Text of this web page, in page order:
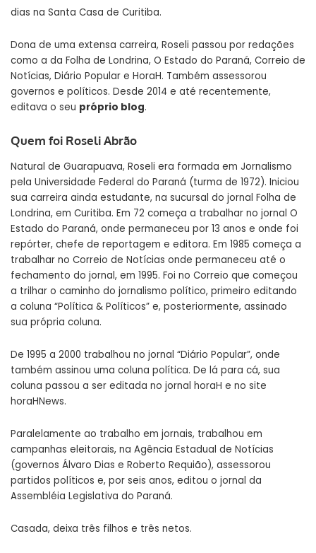
dias na Santa Casa de Curitiba.
Dona de uma extensa carreira, Roseli passou por redações
como a da Folha de Londrina, O Estado do Paraná, Correio de
Notícias, Diário Popular e HoraH. Também assessorou
governos e políticos. Desde 2014 e até recentemente,
editava o seu próprio blog.
Quem foi Roseli Abrão
Natural de Guarapuava, Roseli era formada em Jornalismo
pela Universidade Federal do Paraná (turma de 1972). Iniciou
sua carreira ainda estudante, na sucursal do jornal Folha de
Londrina, em Curitiba. Em 72 começa a trabalhar no jornal O
Estado do Paraná, onde permaneceu por 13 anos e onde foi
repórter, chefe de reportagem e editora. Em 1985 começa a
trabalhar no Correio de Notícias onde permaneceu até o
fechamento do jornal, em 1995. Foi no Correio que começou
a trilhar o caminho do jornalismo político, primeiro editando
a coluna “Política & Políticos” e, posteriormente, assinado
sua própria coluna.
De 1995 a 2000 trabalhou no jornal “Diário Popular”, onde
também assinou uma coluna política. De lá para cá, sua
coluna passou a ser editada no jornal horaH e no site
horaHNews.
Paralelamente ao trabalho em jornais, trabalhou em
campanhas eleitorais, na Agência Estadual de Notícias
(governos Álvaro Dias e Roberto Requião), assessorou
partidos políticos e, por seis anos, editou o jornal da
Assembléia Legislativa do Paraná.
Casada, deixa três filhos e três netos.